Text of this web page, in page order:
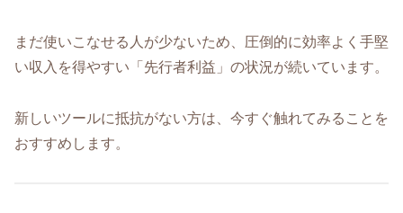
まだ使いこなせる人が少ないため、圧倒的に効率よく手堅
い収入を得やすい「先行者利益」の状況が続いています。
新しいツールに抵抗がない方は、今すぐ触れてみることを
おすすめします。